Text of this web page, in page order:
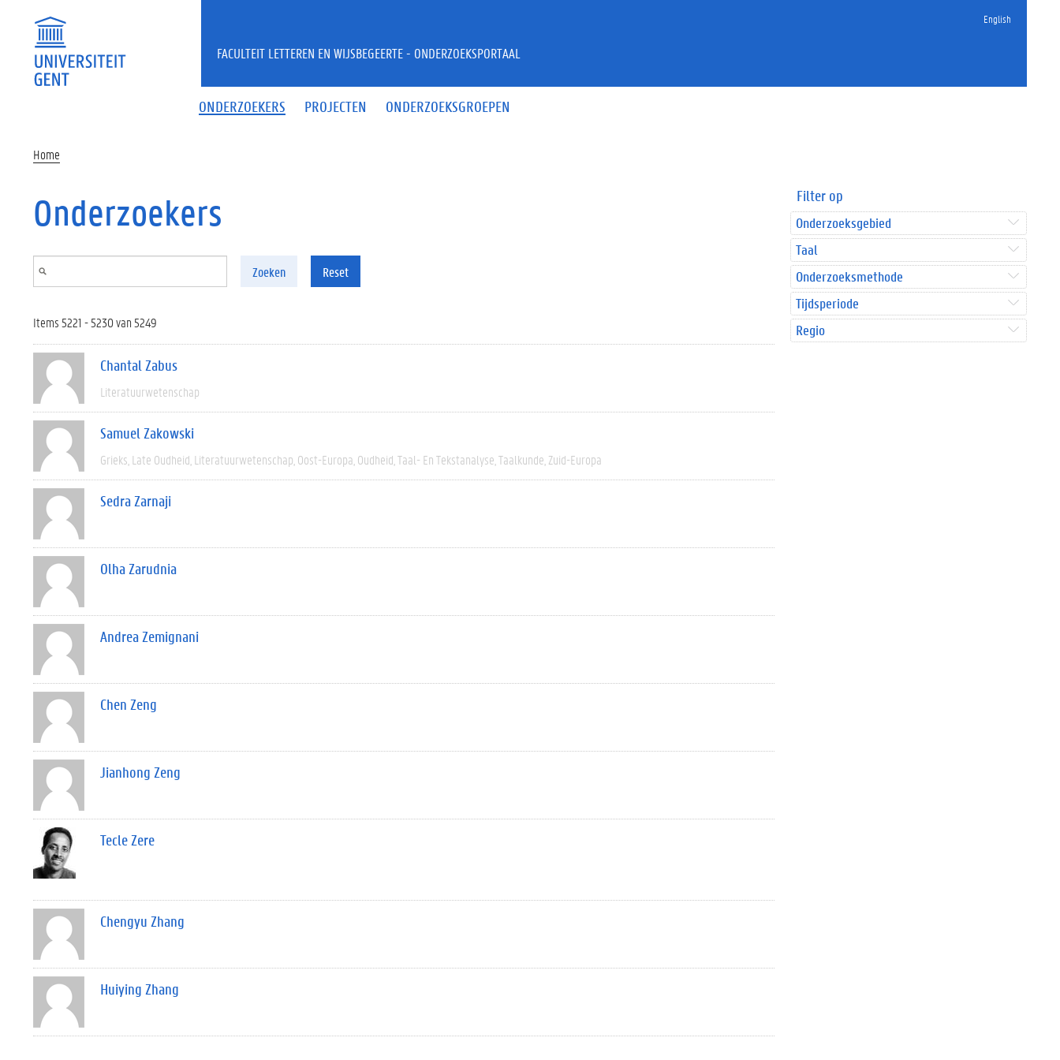
English
ONDERZOEKERS PROJECTEN ONDERZOEKSGROEPEN
FACULTEIT LETTEREN EN WIJSBEGEERTE - ONDERZOEKSPORTAAL
Home
Onderzoekers
Zoeken Reset
Items 5221 - 5230 van 5249
Chantal Zabus
Literatuurwetenschap
Samuel Zakowski
Grieks Late Oudheid Literatuurwetenschap Oost-Europa Oudheid Taal- En Tekstanalyse Taalkunde Zuid-Europa
Sedra Zarnaji
Olha Zarudnia
Andrea Zemignani
Chen Zeng
Jianhong Zeng
Tecle Zere
Chengyu Zhang
Huiying Zhang
Filter op
Onderzoeksgebied
Taal
Onderzoeksmethode
Tijdsperiode
Regio